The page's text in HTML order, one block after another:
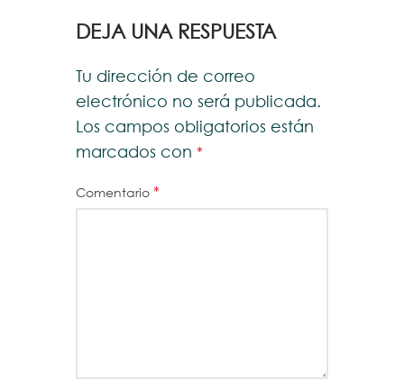
DEJA UNA RESPUESTA
Tu dirección de correo
electrónico no será publicada.
Los campos obligatorios están
marcados con *
Comentario *